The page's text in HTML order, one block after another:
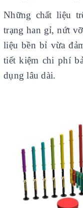
Những chất liệu
trạng han gỉ, nứt
liệu bền bỉ vừa
tiết kiệm chi phí
dụng lâu dài.